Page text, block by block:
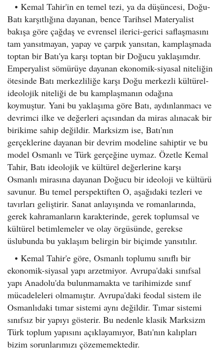
•Kemal Tahir'in en temel tezi, ya da düşüncesi, Doğu-
Batı karşıtlığına dayanan, bence Tarihsel Materyalist
bakışa göre çağdaş ve evrensel ilerici-gerici saflaşmasını
tam yansıtmayan, yapay ve çarpık yansıtan, kamplaşmada
toptan bir Batı'ya karşı toptan bir Doğucu yaklaşımdır.
Emperyalist sömürüye dayanan ekonomik-siyasal niteliğin
ötesinde Batı merkezliliğe karşı Doğu merkezli kültürel-
ideolojik niteliği de bu kamplaşmanın odağına
koymuştur. Yani bu yaklaşıma göre Batı, aydınlanmacı ve
devrimci ilke ve değerleri açısından da miras alınacak bir
birikime sahip değildir. Marksizm ise, Batı'nın
gerçeklerine dayanan bir devrim modeline sahiptir ve bu
model Osmanlı ve Türk gerçeğine uymaz. Özetle Kemal
Tahir, Batı ideolojik ve kültürel değerlerine karşı
Osmanlı mirasına dayanan Doğucu bir ideoloji ve kültürü
savunur. Bu temel perspektiften O, aşağıdaki tezleri ve
tavırları geliştirir. Sanat anlayışında ve romanlarında,
gerek kahramanların karakterinde, gerek toplumsal ve
kültürel betimlemeler ve olay örgüsünde, gerekse
üslubunda bu yaklaşım belirgin bir biçimde yansıtılır.
•Kemal Tahir'e göre, Osmanlı toplumu sınıflı bir
ekonomik-siyasal yapı arzetmiyor. Avrupa'daki sınıfsal
yapı Anadolu'da bulunmamakta ve tarihimizde sınıf
mücadeleleri olmamıştır. Avrupa'daki feodal sistem ile
Osmanlıdaki tımar sistemi aynı değildir. Tımar sistemi
sınıfsız bir yapıyı gösterir. Bu nedenle klasik Marksizm
Türk toplum yapısını açıklayamıyor, Batı'nın kalıpları
bizim sorunlarımızı çözememektedir.